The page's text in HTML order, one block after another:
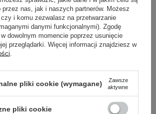
przez nas, jak i naszych partnerów. Możesz
i komu zezwalasz na przetwarzanie
danymi funkcjonalnymi). Zgodę
dowolnym momencie poprzez usunięcie
przeglądarki. Więcej informacji znajdziesz w
pliki cookie (wymagane)
Zawsze
aktywne
pliki cookie